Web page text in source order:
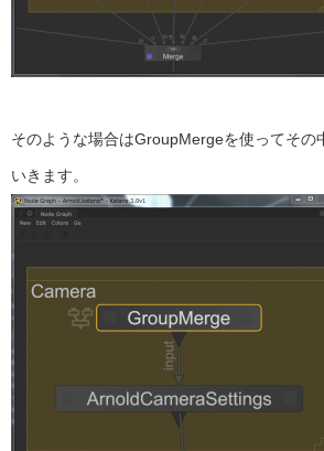
そのような場合はGroupMergeを使ってその
いきます。